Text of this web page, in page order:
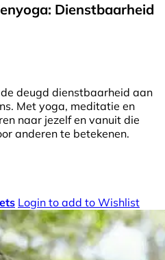
Dienstbaarheid
deugd dienstbaarheid aan
Met yoga, meditatie en
naar jezelf en vanuit die
anderen te betekenen.
Login to add to Wishlist